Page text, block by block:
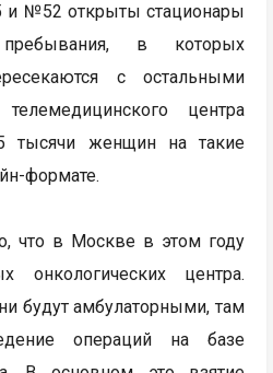
и №52 открыты стационары
пребывания, в которых
с остальными
центра
тысячи женщин на такие
формате.
что в Москве в этом году
центра.
будут амбулаторными, там
операций на базе